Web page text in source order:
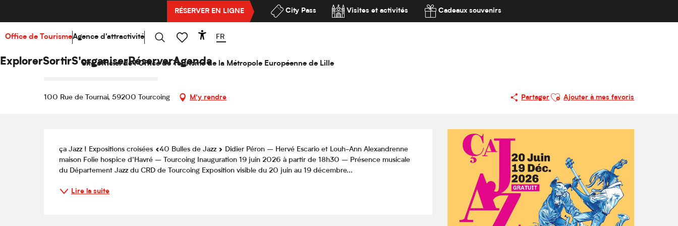
principal
RÉSERVER EN LIGNE City Pass Visites et activités Cadeaux souvenirs
ExplorerSortirS'organiserRéserverAgenda
Site officiel de l'Office de Tourisme de la Métropole Européenne de Lille
Office de TourismeAgence d'attractivité FR
Agenda ÇA JAZZ !
2 septembre > 6 septembre / 9 septembre > 13 septembre / ...
ÇA JAZZ !
100 Rue de Tournai, 59200 Tourcoing M'y rendre Partager
Ajouter aux favoris
Ajouter à mes favoris
Description
ça Jazz ! Expositions croisées «40 Bulles de Jazz » Didier Péron – Hervé Escario et Louh-Ann Alexandrenne
maison Folie hospice d’Havré – Tourcoing Inauguration 19 juin 2026 à partir de 18h30 – Présence musicale
du Département Jazz du CRD de Tourcoing Exposition visible du 20 juin au 19 décembre...
Lire la suite